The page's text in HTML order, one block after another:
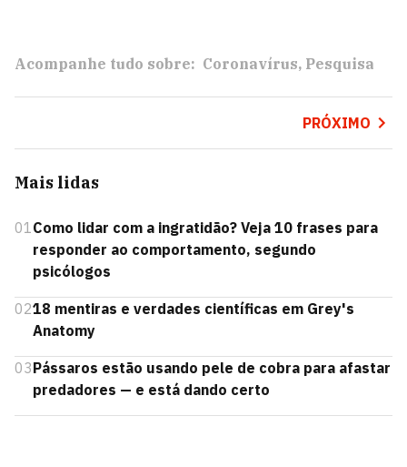
Acompanhe tudo sobre: Coronavírus Pesquisa
PRÓXIMO
Mais lidas
01Como lidar com a ingratidão? Veja 10 frases para
responder ao comportamento, segundo
psicólogos
0218 mentiras e verdades científicas em Grey's
Anatomy
03Pássaros estão usando pele de cobra para afastar
predadores — e está dando certo